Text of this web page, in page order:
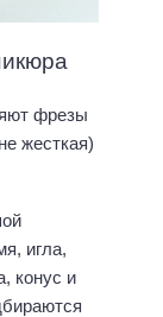
фрезы
жесткая)
игла,
конус и